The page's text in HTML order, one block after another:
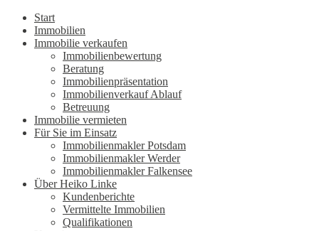
Start
Immobilien
Immobilie verkaufen
Immobilienbewertung
Beratung
Immobilienpräsentation
Immobilienverkauf Ablauf
Betreuung
Immobilie vermieten
Für Sie im Einsatz
Immobilienmakler Potsdam
Immobilienmakler Werder
Immobilienmakler Falkensee
Über Heiko Linke
Kundenberichte
Vermittelte Immobilien
Qualifikationen